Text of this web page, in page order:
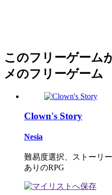
このフリーゲーム
メのフリーゲーム
Clown's Story
Nesia
難易度選択、ストーリ
ありのRPG